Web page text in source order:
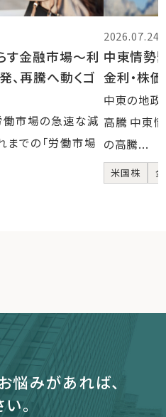
す金融市場～利
、再騰へ動くゴ
市場の急速な減
までの「労働市場
2026.07.24
中東情勢
金利・株
中東の地政
高騰 中東
の高騰...
米国株 金
悩みがあれば、
。